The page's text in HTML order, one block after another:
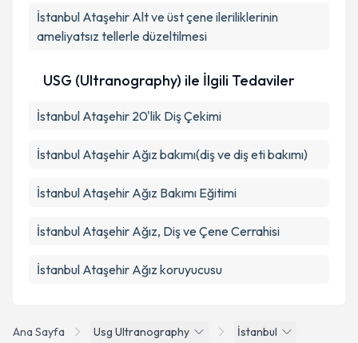
Ana Sayfa Usg Ultranography
İstanbul
İstanbul Ataşehir Alt ve üst çene ileriliklerinin
ameliyatsız tellerle düzeltilmesi
USG (Ultranography) ile İlgili Tedaviler
İstanbul Ataşehir 20'lik Diş Çekimi
İstanbul Ataşehir Ağız bakımı(diş ve diş eti bakımı)
İstanbul Ataşehir Ağız Bakımı Eğitimi
İstanbul Ataşehir Ağız, Diş ve Çene Cerrahisi
İstanbul Ataşehir Ağız koruyucusu